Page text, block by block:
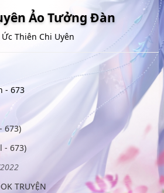
Ảo Tưởng Đàn
Ức Thiên Chi Uyên
- 673
673)
- 673)
TRUYỆN